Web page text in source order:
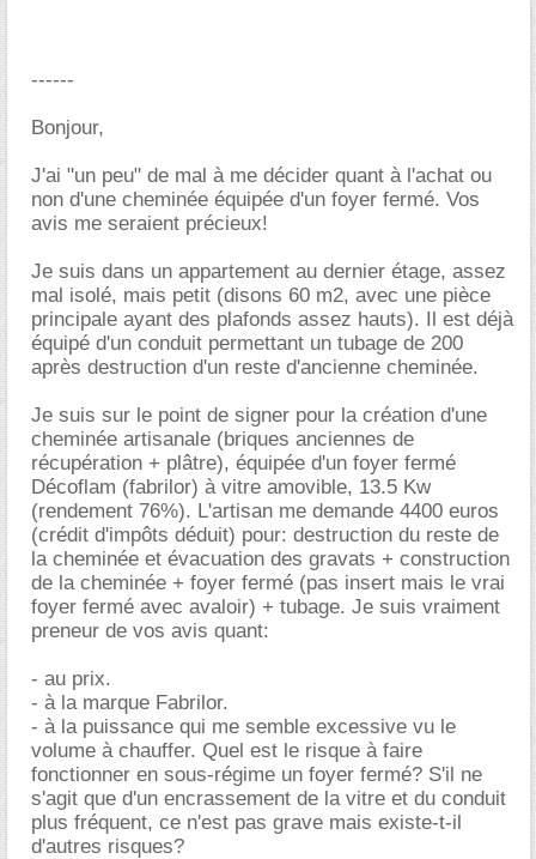
------
Bonjour,
J'ai "un peu" de mal à me décider quant à l'achat ou
non d'une cheminée équipée d'un foyer fermé. Vos
avis me seraient précieux!
Je suis dans un appartement au dernier étage, assez
mal isolé, mais petit (disons 60 m2, avec une pièce
principale ayant des plafonds assez hauts). Il est déjà
équipé d'un conduit permettant un tubage de 200
après destruction d'un reste d'ancienne cheminée.
Je suis sur le point de signer pour la création d'une
cheminée artisanale (briques anciennes de
récupération + plâtre), équipée d'un foyer fermé
Décoflam (fabrilor) à vitre amovible, 13.5 Kw
(rendement 76%). L'artisan me demande 4400 euros
(crédit d'impôts déduit) pour: destruction du reste de
la cheminée et évacuation des gravats + construction
de la cheminée + foyer fermé (pas insert mais le vrai
foyer fermé avec avaloir) + tubage. Je suis vraiment
preneur de vos avis quant:
- au prix.
- à la marque Fabrilor.
- à la puissance qui me semble excessive vu le
volume à chauffer. Quel est le risque à faire
fonctionner en sous-régime un foyer fermé? S'il ne
s'agit que d'un encrassement de la vitre et du conduit
plus fréquent, ce n'est pas grave mais existe-t-il
d'autres risques?